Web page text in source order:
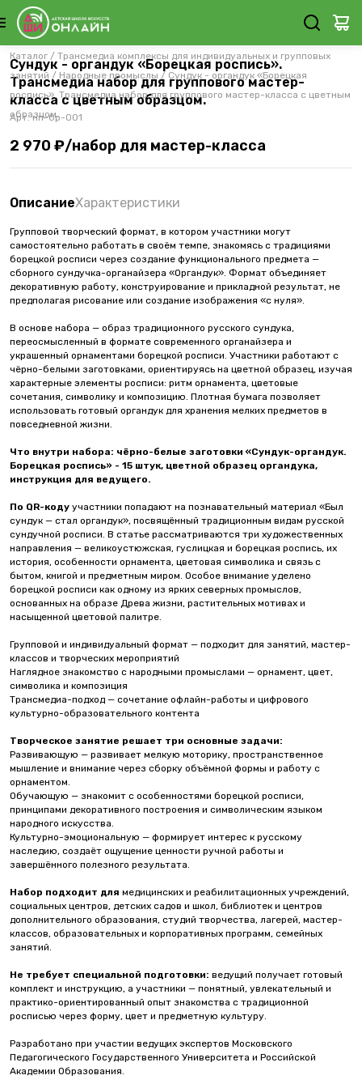
Каталог / Трансмедиа комплексы для индивидуальных и групповых
занятий / Народные промыслы / Сундук - органдук «Борецкая
роспись». Трансмедиа набор для группового мастер-класса с цветным
образцом.
Сундук - органдук «Борецкая роспись».
Трансмедиа набор для группового мастер-
класса с цветным образцом.
Арт.нп-бр-001
2 970 ₽/набор для мастер-класса
ОписаниеХарактеристики
Групповой творческий формат, в котором участники могут
самостоятельно работать в своём темпе, знакомясь с традициями
борецкой росписи через создание функционального предмета —
сборного сундучка-органайзера «Органдук». Формат объединяет
декоративную работу, конструирование и прикладной результат, не
предполагая рисование или создание изображения «с нуля».
В основе набора — образ традиционного русского сундука,
переосмысленный в формате современного органайзера и
украшенный орнаментами борецкой росписи. Участники работают с
чёрно-белыми заготовками, ориентируясь на цветной образец, изучая
характерные элементы росписи: ритм орнамента, цветовые
сочетания, символику и композицию. Плотная бумага позволяет
использовать готовый органдук для хранения мелких предметов в
повседневной жизни.
Что внутри набора: чёрно-белые заготовки «Сундук-органдук.
Борецкая роспись» - 15 штук, цветной образец органдука,
инструкция для ведущего.
По QR-коду участники попадают на познавательный материал «Был
сундук — стал органдук», посвящённый традиционным видам русской
сундучной росписи. В статье рассматриваются три художественных
направления — великоустюжская, гуслицкая и борецкая роспись, их
история, особенности орнамента, цветовая символика и связь с
бытом, книгой и предметным миром. Особое внимание уделено
борецкой росписи как одному из ярких северных промыслов,
основанных на образе Древа жизни, растительных мотивах и
насыщенной цветовой палитре.
Групповой и индивидуальный формат — подходит для занятий, мастер-
классов и творческих мероприятий
Наглядное знакомство с народными промыслами — орнамент, цвет,
символика и композиция
Трансмедиа-подход — сочетание офлайн-работы и цифрового
культурно-образовательного контента
Творческое занятие решает три основные задачи:
Развивающую — развивает мелкую моторику, пространственное
мышление и внимание через сборку объёмной формы и работу с
орнаментом.
Обучающую — знакомит с особенностями борецкой росписи,
принципами декоративного построения и символическим языком
народного искусства.
Культурно-эмоциональную — формирует интерес к русскому
наследию, создаёт ощущение ценности ручной работы и
завершённого полезного результата.
Набор подходит для медицинских и реабилитационных учреждений,
социальных центров, детских садов и школ, библиотек и центров
дополнительного образования, студий творчества, лагерей, мастер-
классов, образовательных и корпоративных программ, семейных
занятий.
Не требует специальной подготовки: ведущий получает готовый
комплект и инструкцию, а участники — понятный, увлекательный и
практико-ориентированный опыт знакомства с традиционной
росписью через форму, цвет и предметную культуру.
Разработано при участии ведущих экспертов Московского
Педагогического Государственного Университета и Российской
Академии Образования.